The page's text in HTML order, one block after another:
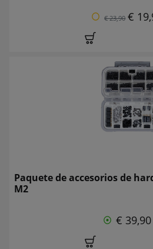
€ 23,90 €
Paquete de accesorios de
M2
€